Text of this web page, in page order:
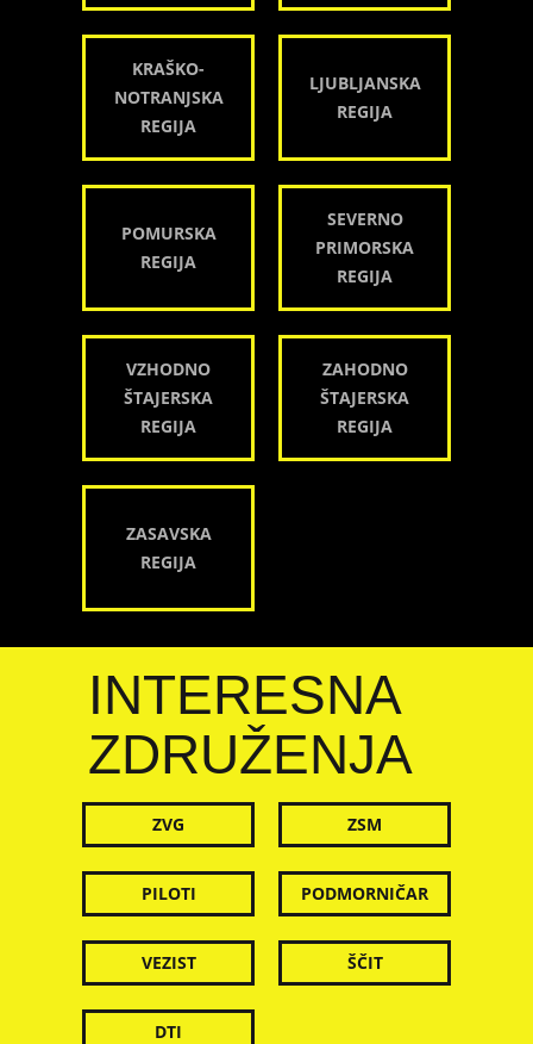
KRAŠKO-
NOTRANJSKA
REGIJA
LJUBLJANSKA
REGIJA
POMURSKA
REGIJA
SEVERNO
PRIMORSKA
REGIJA
VZHODNO
ŠTAJERSKA
REGIJA
ZAHODNO
ŠTAJERSKA
REGIJA
ZASAVSKA
REGIJA
INTERESNA
ZDRUŽENJA
ZVG ZSM
PILOTI PODMORNIČAR
VEZIST ŠČIT
DTI